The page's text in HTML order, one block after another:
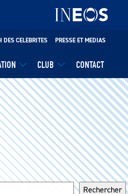
CLUB CONTACT
DES CELEBRITES PRESSE ET MEDIAS
Rechercher